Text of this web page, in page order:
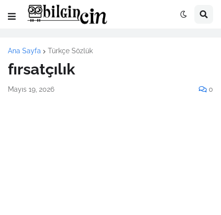
Ana Sayfa Türkçe Sözlük
fırsatçılık
Mayıs 19, 2026 0